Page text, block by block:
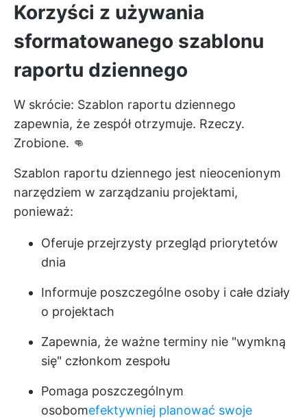
Korzyści z używania
sformatowanego szablonu
raportu dziennego
W skrócie: Szablon raportu dziennego
zapewnia, że zespół otrzymuje. Rzeczy.
Zrobione. 👊
Szablon raportu dziennego jest nieocenionym
narzędziem w zarządzaniu projektami,
ponieważ:
Oferuje przejrzysty przegląd priorytetów
dnia
Informuje poszczególne osoby i całe działy
o projektach
Zapewnia, że ważne terminy nie "wymkną
się" członkom zespołu
Pomaga poszczególnym
osobomefektywniej planować swoje